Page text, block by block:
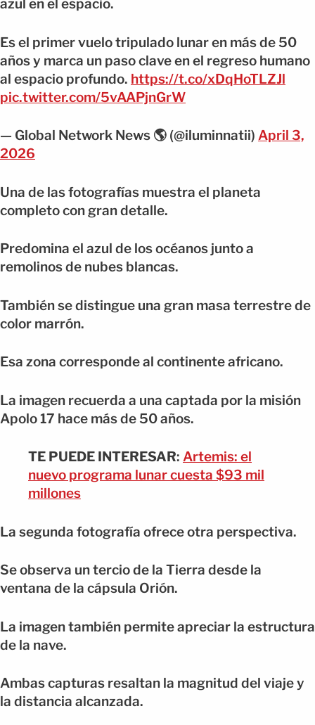
azul en el espacio.
Es el primer vuelo tripulado lunar en más de 50
años y marca un paso clave en el regreso humano
al espacio profundo. https://t.co/xDqHoTLZJl
pic.twitter.com/5vAAPjnGrW
— Global Network News 🌎 (@iluminnatii) April 3,
2026
Una de las fotografías muestra el planeta
completo con gran detalle.
Predomina el azul de los océanos junto a
remolinos de nubes blancas.
También se distingue una gran masa terrestre de
color marrón.
Esa zona corresponde al continente africano.
La imagen recuerda a una captada por la misión
Apolo 17 hace más de 50 años.
TE PUEDE INTERESAR: Artemis: el
nuevo programa lunar cuesta $93 mil
millones
La segunda fotografía ofrece otra perspectiva.
Se observa un tercio de la Tierra desde la
ventana de la cápsula Orión.
La imagen también permite apreciar la estructura
de la nave.
Ambas capturas resaltan la magnitud del viaje y
la distancia alcanzada.